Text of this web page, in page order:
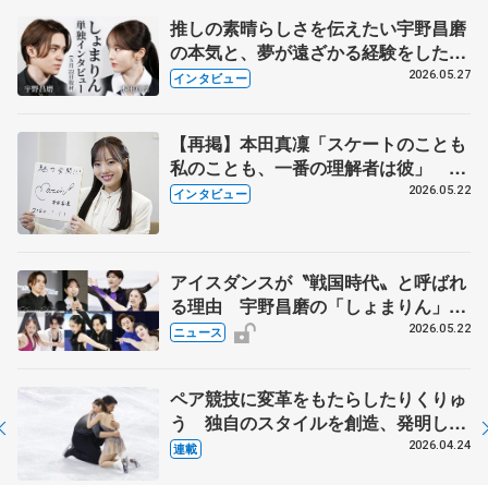
推しの素晴らしさを伝えたい宇野昌磨
の本気と、夢が遠ざかる経験をした本
田真凜の覚悟
インタビュー 2026.05.27
【再掲】本田真凜「スケートのことも
私のことも、一番の理解者は彼」 引
退時の単独インタビューで語った競技
インタビュー 2026.05.22
アイスダンスが〝戦国時代〟と呼ばれ
る理由 宇野昌磨の「しょまりん」ら
実力者が相次いで参戦 国内の競争激
ニュース 2026.05.22
ペア競技に変革をもたらしたりくりゅ
う 独自のスタイルを創造、発明した
【引退発表後②】
連載 2026.04.24